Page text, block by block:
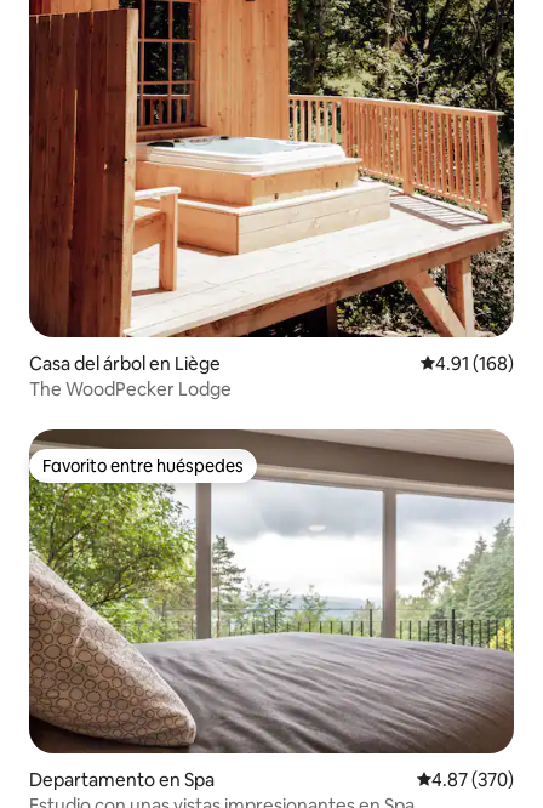
Casa del árbol en Liège Calificación
4.91 (168)
The WoodPecker Lodge
Favorito entre huéspedes
Favorito entre huéspedes
Departamento en Spa Calificación
4.87 (370)